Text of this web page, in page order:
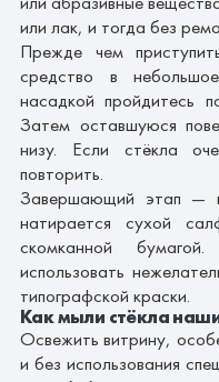
или лак, и тогда без
Прежде чем
средство в
насадкой пройдитесь
Затем оставшуюся
низу. Если стёкла
повторить.
Завершающий этап —
натирается сухой
скомканной
использовать
типографской краски.
Как мыли стёкла
Освежить витрину,
и без использования